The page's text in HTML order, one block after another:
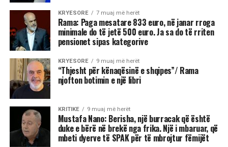
KRYESORE 7 muaj më herët
Rama: Paga mesatare 833 euro, në janar rroga
minimale do të jetë 500 euro. Ja sa do të rriten
pensionet sipas kategorive
KRYESORE 9 muaj më herët
“Thjesht për kënaqësinë e shqipes”/ Rama
njofton botimin e një libri
KRITIKE 9 muaj më herët
Mustafa Nano: Berisha, një burracak që është
duke e bërë në brekë nga frika. Një i mbaruar, që
mbeti dyerve të SPAK për të mbrojtur fëmijët